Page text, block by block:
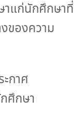
แก่นักศึกษาที่
ของความ
กาศ
ศึกษา